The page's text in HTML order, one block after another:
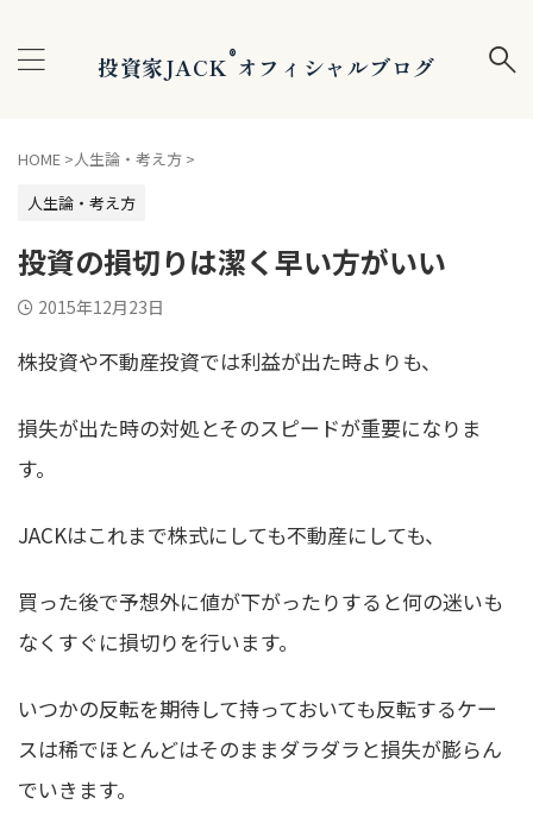
投資家JACK®オフィシャルブログ
HOME >人生論・考え方 >
人生論・考え方
投資の損切りは潔く早い方がいい
2015年12月23日
株投資や不動産投資では利益が出た時よりも、
損失が出た時の対処とそのスピードが重要になりま
す。
JACKはこれまで株式にしても不動産にしても、
買った後で予想外に値が下がったりすると何の迷いも
なくすぐに損切りを行います。
いつかの反転を期待して持っておいても反転するケー
スは稀でほとんどはそのままダラダラと損失が膨らん
でいきます。